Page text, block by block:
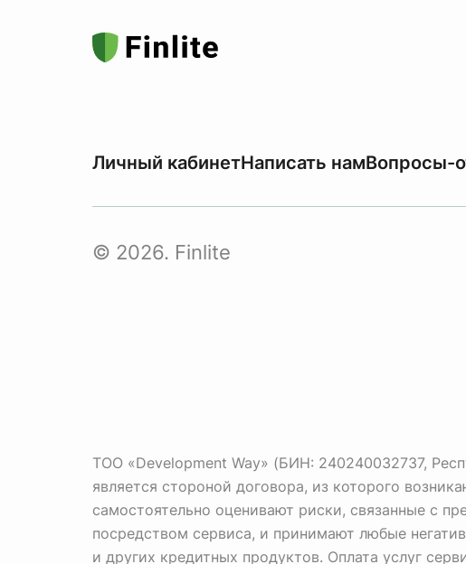
Личный кабинетНаписать намВопросы-
© 2026. Finlite
ТОО «Development Way» (БИН: 240240032737,
является стороной договора, из которого
самостоятельно оценивают риски, связанные с
посредством сервиса, и принимают любые
и других кредитных продуктов. Оплата услуг